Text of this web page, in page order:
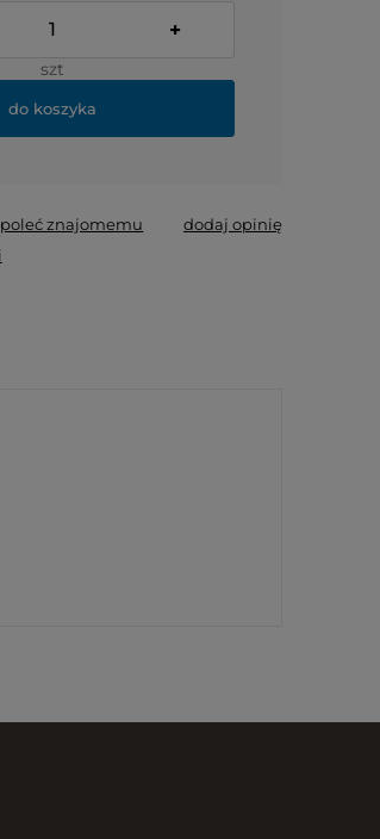
+
szt
do koszyka
poleć znajomemu
dodaj opinię